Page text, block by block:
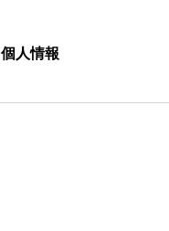
個人情報